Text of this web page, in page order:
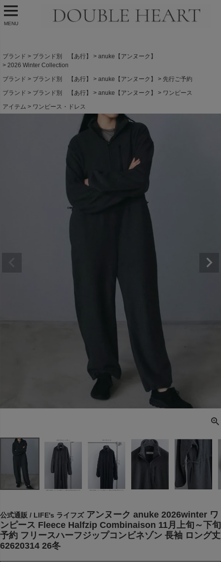
MENU
ブランド ブランド別 【あ行】
anuke【アンヌーク】
2026 Winter Collection
ブランド
ブランド別 【あ行】 anuke【アンヌーク】
先行ご予約
ブランド
ブランド別 【あ行】 anuke【アンヌーク】
ワンピース
アイテム
ワンピース・ドレス
公式通販 / LIFE's ライフズ アンヌーク anuke 2026winter ワ
ンピース Fleece Halfzip Combinaison 11月上旬～下旬
予約 フリースハーフジップコンビネゾン 長袖 ロング丈
62620314 26冬